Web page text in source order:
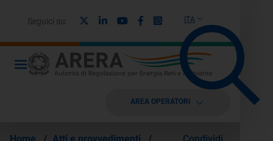
ITA
Seguici su: LinkedinYoutubeFacebook
Instagram
AREA OPERATORI
Condividi